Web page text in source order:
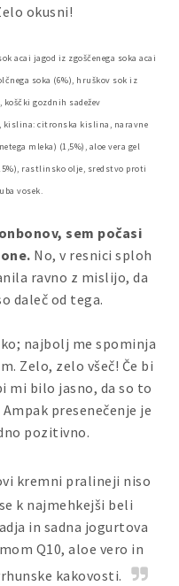
okusni!
acai jagod iz zgoščenega soka acai
soka (6%), hruškov sok iz
koščki gozdnih sadežev
kislina: citronska kislina, naravne
mleka) (1,5%), aloe vera gel
rastlinsko olje, sredstvo proti
vosek.
sem počasi
No, v resnici sploh
ravno z mislijo, da
daleč od tega.
najbolj me spominja
Zelo, zelo všeč! Če bi
mi bilo jasno, da so to
presenečenje je
pozitivno.
kremni pralineji niso
k najmehkejši beli
in sadna jogurtova
Q10, aloe vero in
kakovosti.